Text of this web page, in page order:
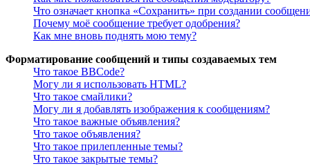
Что означает кнопка «Сохранить» при создании
Почему моё сообщение требует одобрения?
Как мне вновь поднять мою тему?
Форматирование сообщений и типы создаваемых тем
Что такое BBCode?
Могу ли я использовать HTML?
Что такое смайлики?
Могу ли я добавлять изображения к сообщениям?
Что такое важные объявления?
Что такое объявления?
Что такое прилепленные темы?
Что такое закрытые темы?